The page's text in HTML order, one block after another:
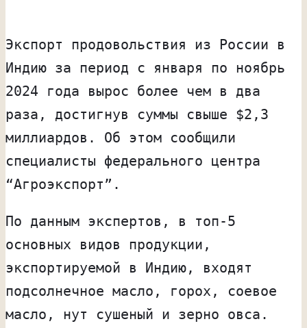
Экспорт продовольствия из России в
Индию за период с января по ноябрь
2024 года вырос более чем в два
раза, достигнув суммы свыше $2,3
миллиардов. Об этом сообщили
специалисты федерального центра
“Агроэкспорт”.
По данным экспертов, в топ-5
основных видов продукции,
экспортируемой в Индию, входят
подсолнечное масло, горох, соевое
масло, нут сушеный и зерно овса.